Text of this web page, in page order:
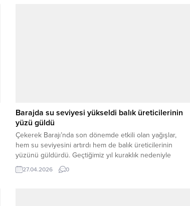
Barajda su seviyesi yükseldi balık üreticilerinin
yüzü güldü
Çekerek Barajı’nda son dönemde etkili olan yağışlar,
hem su seviyesini artırdı hem de balık üreticilerinin
yüzünü güldürdü. Geçtiğimiz yıl kuraklık nedeniyle
doluluk oranı yüzde 20,6’ya kadar düşen barajda, son
yağışların ardından bu oran yüzde 60,6’ya yükseldi. Su
27.04.2026 0